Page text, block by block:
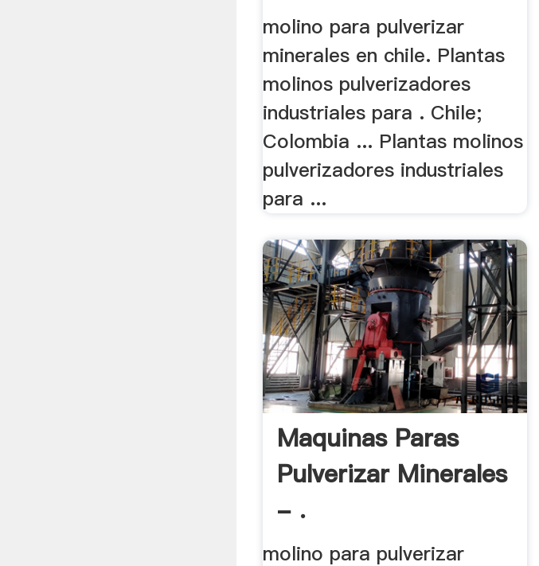
molino para pulverizar
minerales en chile. Plantas
molinos pulverizadores
industriales para . Chile;
Colombia ... Plantas molinos
pulverizadores industriales
para ...
Maquinas Paras
Pulverizar Minerales
- .
molino para pulverizar